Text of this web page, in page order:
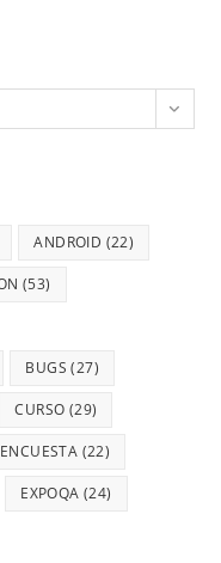
ANDROID (22)
(53)
BUGS (27)
CURSO (29)
ENCUESTA (22)
EXPOQA (24)